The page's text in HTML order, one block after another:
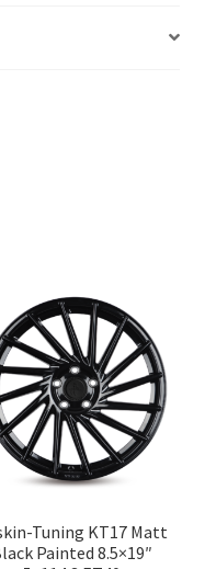
Tuning KT17 Matt
Painted 8.5×19″